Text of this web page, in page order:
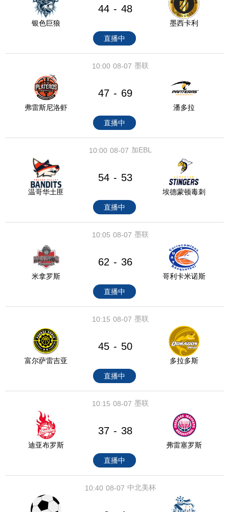
银色巨狼
44 - 48
墨西卡利
直播中
08-07
10:00 墨联
弗雷斯尼洛虾
47 - 69
潘多拉
直播中
08-07
10:00 加EBL
温哥华土匪
54 - 53
埃德蒙顿毒刺
直播中
08-07
10:05 墨联
米拿罗斯
62 - 36
哥利卡米诺斯
直播中
08-07
10:15 墨联
富尔萨雷吉亚
45 - 50
多拉多斯
直播中
08-07
10:15 墨联
迪亚布罗斯
37 - 38
弗雷塞罗斯
直播中
08-07
10:40 中北美杯